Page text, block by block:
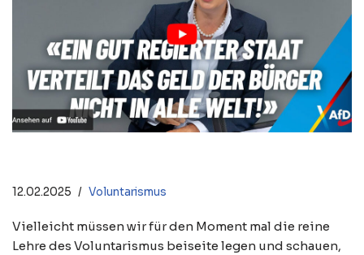
12.02.2025 Voluntarismus
Vielleicht müssen wir für den Moment mal die reine
Lehre des Voluntarismus beiseite legen und schauen,